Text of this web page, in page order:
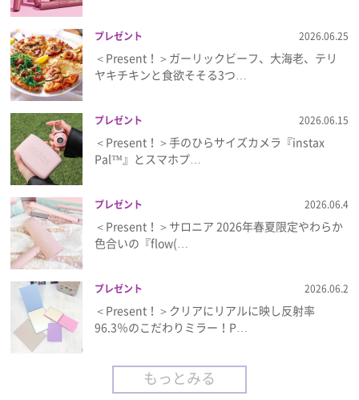
プレゼント 2026.06.25
＜Present！＞ガーリックビーフ、大海老、テリ
ヤキチキンと食欲そそる3つ…
プレゼント 2026.06.15
＜Present！＞手のひらサイズカメラ『instax
Pal™』とスマホプ…
プレゼント 2026.06.4
＜Present！＞サロニア 2026年春夏限定やわらか
色合いの『flow(…
プレゼント 2026.06.2
＜Present！＞クリアにリアルに映し反射率
96.3％のこだわりミラー！P…
もっとみる